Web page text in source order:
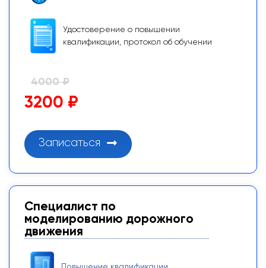
Удостоверение о повышении
квалификации, протокол об обучении
4000 ₽
3200 ₽
Записаться
Специалист по
моделированию дорожного
движения